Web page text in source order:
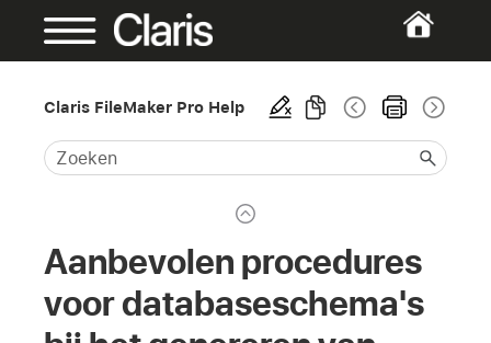
Claris FileMaker Pro Help
Aanbevolen procedures
voor databaseschema's